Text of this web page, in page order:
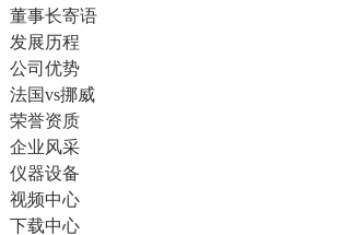
董事长寄语
发展历程
公司优势
法国vs挪威
荣誉资质
企业风采
仪器设备
视频中心
下载中心